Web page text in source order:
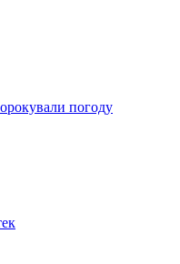
погоду